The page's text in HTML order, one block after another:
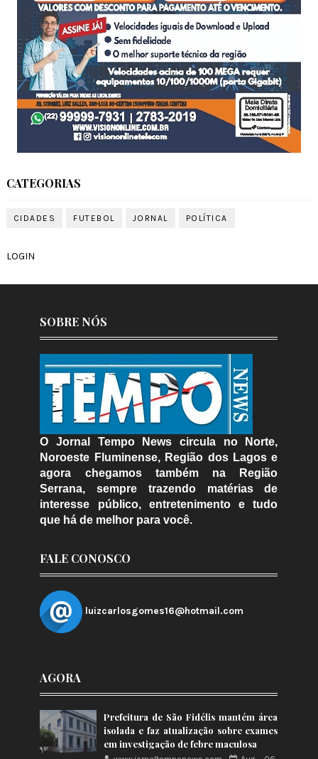
CATEGORIAS
CIDADES FUTEBOL JORNAL POLÍTICA
LOGIN
SOBRE NÓS
O Jornal Tempo News circula no Norte,
Noroeste Fluminense, Região dos Lagos e
agora chegamos também na Região
Serrana, sempre trazendo matérias de
interesse público, entretenimento e tudo
que há de melhor para você.
FALE CONOSCO
luizcarlosgomes16@hotmail.com
AGORA
Prefeitura de São Fidélis mantém área
isolada e faz atualização sobre exames
em investigação de febre maculosa